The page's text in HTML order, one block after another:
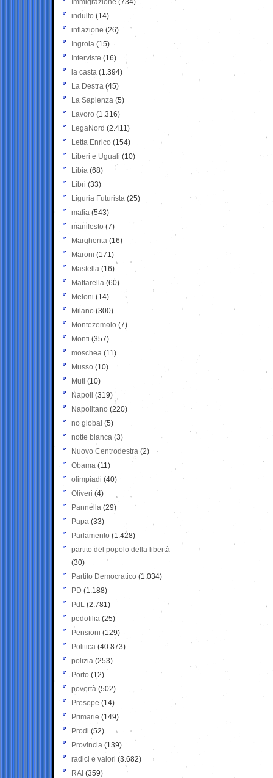
Immigrazione (734)
indulto (14)
inflazione (26)
Ingroia (15)
Interviste (16)
la casta (1.394)
La Destra (45)
La Sapienza (5)
Lavoro (1.316)
LegaNord (2.411)
Letta Enrico (154)
Liberi e Uguali (10)
Libia (68)
Libri (33)
Liguria Futurista (25)
mafia (543)
manifesto (7)
Margherita (16)
Maroni (171)
Mastella (16)
Mattarella (60)
Meloni (14)
Milano (300)
Montezemolo (7)
Monti (357)
moschea (11)
Musso (10)
Muti (10)
Napoli (319)
Napolitano (220)
no global (5)
notte bianca (3)
Nuovo Centrodestra (2)
Obama (11)
olimpiadi (40)
Oliveri (4)
Pannella (29)
Papa (33)
Parlamento (1.428)
partito del popolo della libertà
(30)
Partito Democratico (1.034)
PD (1.188)
PdL (2.781)
pedofilia (25)
Pensioni (129)
Politica (40.873)
polizia (253)
Porto (12)
povertà (502)
Presepe (14)
Primarie (149)
Prodi (52)
Provincia (139)
radici e valori (3.682)
RAI (359)